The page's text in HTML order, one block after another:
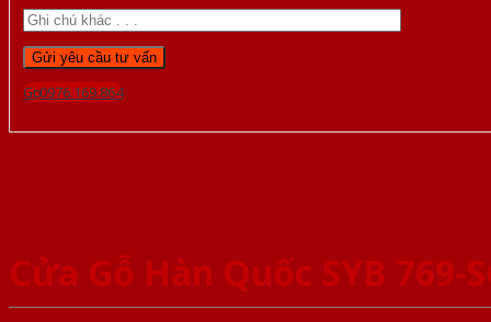
Gọi 0976.169.864
Cửa Gỗ Hàn Quốc SYB 769-